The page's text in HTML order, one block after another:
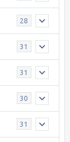
28
31
31
30
31